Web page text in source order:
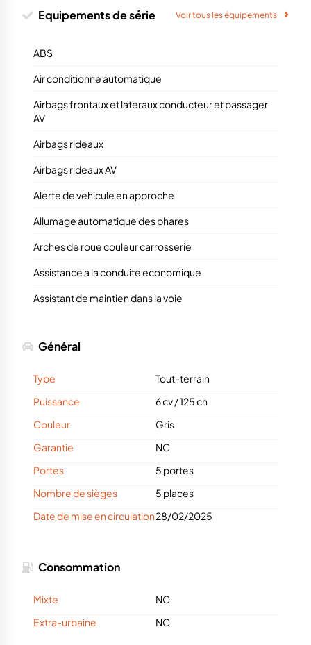
Equipements de série Voir tous les équipements
ABS
Air conditionne automatique
Airbags frontaux et lateraux conducteur et passager
AV
Airbags rideaux
Airbags rideaux AV
Alerte de vehicule en approche
Allumage automatique des phares
Arches de roue couleur carrosserie
Assistance a la conduite economique
Assistant de maintien dans la voie
Général
Type
Tout-terrain
Puissance
6 cv/125 ch
Couleur
Gris
Garantie
NC
Portes
5 portes
Nombre de sièges
5 places
Date de mise en circulation28/02/2025
Consommation
Mixte
NC
Extra-urbaine
NC